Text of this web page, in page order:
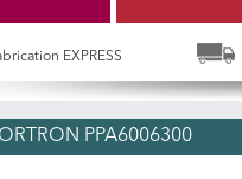
EXPRESS
PPA6006300